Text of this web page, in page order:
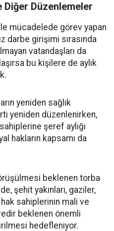
Diğer Düzenlemeler
mücadelede görev yapan
darbe girişimi sırasında
vatandaşları da
bu kişilere de aylık
yeniden sağlık
yeniden düzenlenirken,
şeref aylığı
hakların kapsamı da
beklenen torba
şehit yakınları, gaziler,
sahiplerinin mali ve
beklenen önemli
hedefleniyor.